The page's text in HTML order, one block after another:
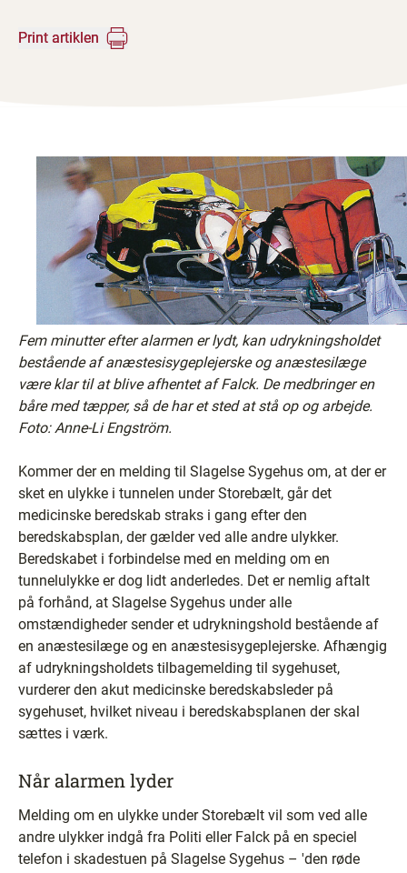
Print artiklen
Fem minutter efter alarmen er lydt, kan udrykningsholdet
bestående af anæstesisygeplejerske og anæstesilæge
være klar til at blive afhentet af Falck. De medbringer en
båre med tæpper, så de har et sted at stå op og arbejde.
Foto: Anne-Li Engström.
Kommer der en melding til Slagelse Sygehus om, at der er
sket en ulykke i tunnelen under Storebælt, går det
medicinske beredskab straks i gang efter den
beredskabsplan, der gælder ved alle andre ulykker.
Beredskabet i forbindelse med en melding om en
tunnelulykke er dog lidt anderledes. Det er nemlig aftalt
på forhånd, at Slagelse Sygehus under alle
omstændigheder sender et udrykningshold bestående af
en anæstesilæge og en anæstesisygeplejerske. Afhængig
af udrykningsholdets tilbagemelding til sygehuset,
vurderer den akut medicinske beredskabsleder på
sygehuset, hvilket niveau i beredskabsplanen der skal
sættes i værk.
Når alarmen lyder
Melding om en ulykke under Storebælt vil som ved alle
andre ulykker indgå fra Politi eller Falck på en speciel
telefon i skadestuen på Slagelse Sygehus – 'den røde